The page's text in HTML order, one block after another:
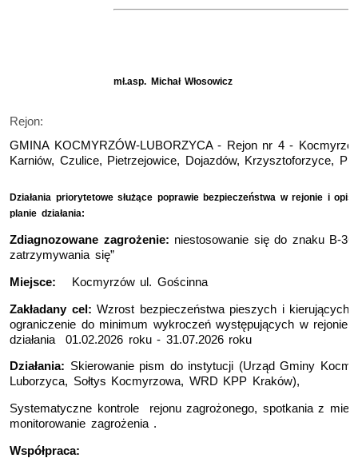
mł.asp. Michał Włosowicz
Rejon:
GMINA KOCMYRZÓW-LUBORZYCA - Rejon nr 4 -
Karniów, Czulice, Pietrzejowice, Dojazdów, Krzysztoforzyce,
Działania priorytetowe służące poprawie bezpieczeństwa w rejonie i opis
planie działania:
Zdiagnozowane zagrożenie: niestosowanie się do znaku B-36
zatrzymywania się”
Miejsce: Kocmyrzów ul. Gościnna
Zakładany cel: Wzrost bezpieczeństwa pieszych i kierujących
ograniczenie do minimum wykroczeń występujących w rejonie
działania 01.02.2026 roku - 31.07.2026 roku
Działania: Skierowanie pism do instytucji (Urząd Gminy
Luborzyca, Sołtys Kocmyrzowa, WRD KPP Kraków),
Systematyczne kontrole rejonu zagrożonego, spotkania z
monitorowanie zagrożenia .
Współpraca: